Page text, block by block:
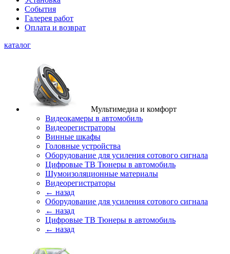
События
Галерея работ
Оплата и возврат
каталог
Мультимедиа и комфорт
Видеокамеры в автомобиль
Видеорегистраторы
Винные шкафы
Головные устройства
Оборудование для усиления сотового сигнала
Цифровые ТВ Тюнеры в автомобиль
Шумоизоляционные материалы
Видеорегистраторы
← назад
Оборудование для усиления сотового сигнала
← назад
Цифровые ТВ Тюнеры в автомобиль
← назад